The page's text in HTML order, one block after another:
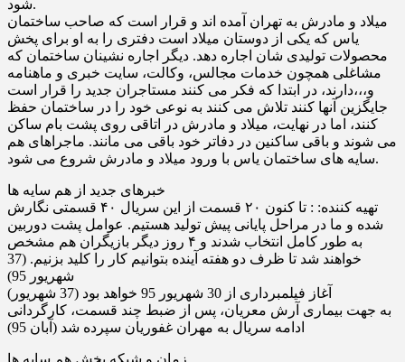
شود.
میلاد و مادرش به تهران آمده اند و قرار است که صاحب ساختمان
یاس که یکى از دوستان میلاد است دفترى را به او براى پخش
محصولات تولیدى شان اجاره دهد. دیگر اجاره نشینان ساختمان که
مشاغلى همچون خدمات مجالس، وکالت، سایت خبرى و ماهنامه
و،،،دارند، در ابتدا که فکر مى کنند مستاجران جدید را قرار است
جایگزین آنها کنند تلاش مى کنند به نوعى خود را در ساختمان حفظ
کنند، اما در نهایت، میلاد و مادرش در اتاقى روى پشت بام ساکن
مى شوند و باقى ساکنین در دفاتر خود باقى مى مانند. ماجراهاى هم
سایه هاى ساختمان یاس با ورود میلاد و مادرش شروع مى شود.
خبرهای جدید از هم سایه ها
تهیه کننده: : تا کنون ۲۰ قسمت از این سریال ۴۰ قسمتی نگارش
شده و ما در مراحل پایانی پیش تولید هستیم. عوامل پشت دوربین
به طور کامل انتخاب شدند و ۴ روز دیگر بازیگران هم مشخص
خواهند شد تا ظرف دو هفته آینده بتوانیم کار را کلید بزنیم. (37
شهریور 95)
آغاز فیلمبرداری از 30 شهریور 95 خواهد بود (37 شهریور)
به جهت بیماری آرش معریان، پس از ضبط چند قسمت، کارگردانی
ادامه سریال به مهران غفوریان سپرده شد (آبان 95)
زمان و شبکه پخش هم سایه ها